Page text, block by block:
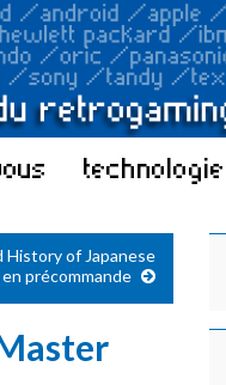
technologie
History of Japanese
précommande